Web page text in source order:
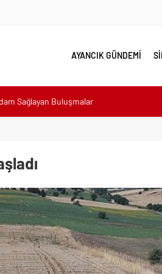
AYANCIK GÜNDEMİ
Sağlayan Buluşmalar
“Halkımızın içinde, Bornova’nın
Noktasında Gece Gündüz Sahadayız”
Ödüllü Resim, Şiir ve Kompozisyon
Üretim Gücünü Destekliyoruz”
yalnız bırakılmadı
karşı karşıya